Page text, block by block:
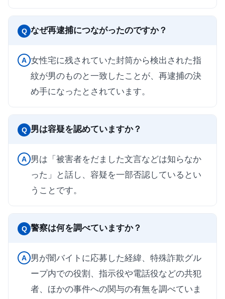
Q なぜ再逮捕につながったのですか？
A 女性宅に残されていた封筒から検出された指
紋が男のものと一致したことが、再逮捕の決
め手になったとされています。
Q 男は容疑を認めていますか？
A 男は「被害者をだました文言などは知らなか
った」と話し、容疑を一部否認しているとい
うことです。
Q 警察は何を調べていますか？
A 男が闇バイトに応募した経緯、特殊詐欺グル
ープ内での役割、指示役や電話役などの共犯
者、ほかの事件への関与の有無を調べていま